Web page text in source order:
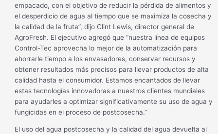
empacado, con el objetivo de reducir la pérdida de alimentos y
el desperdicio de agua al tiempo que se maximiza la cosecha y
la calidad de la fruta”, dijo Clint Lewis, director general de
AgroFresh. El ejecutivo agregó que “nuestra línea de equipos
Control-Tec aprovecha lo mejor de la automatización para
ahorrarle tiempo a los envasadores, conservar recursos y
obtener resultados más precisos para llevar productos de alta
calidad hasta el consumidor. Estamos encantados de llevar
estas tecnologías innovadoras a nuestros clientes mundiales
para ayudarles a optimizar significativamente su uso de agua y
fungicidas en el proceso de postcosecha.”
El uso del agua postcosecha y la calidad del agua devuelta al